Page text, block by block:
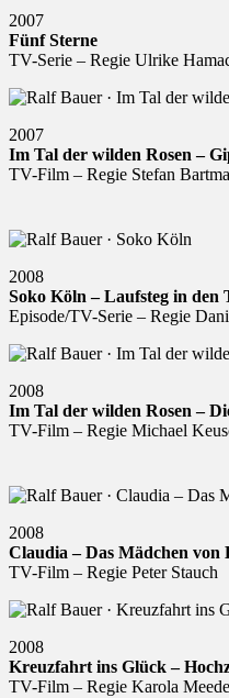
2007
Fünf Sterne
TV-Serie – Regie Ulrike
2007
Im Tal der wilden Rosen –
TV-Film – Regie Stefan
2008
Soko Köln – Laufsteg in den
Episode/TV-Serie – Regie
2008
Im Tal der wilden Rosen –
TV-Film – Regie Michael
2008
Claudia – Das Mädchen von
TV-Film – Regie Peter Stauch
2008
Kreuzfahrt ins Glück –
TV-Film – Regie Karola